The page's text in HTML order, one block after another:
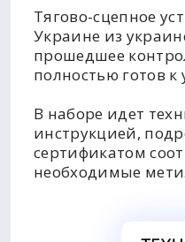
Тягово-сцепное
Украине из
прошедшее
полностью готов к
В наборе идет
инструкцией,
сертификатом
необходимые